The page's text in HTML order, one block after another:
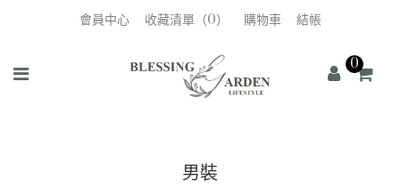
會員中心 收藏清單（0） 購物車 結帳
0
男裝